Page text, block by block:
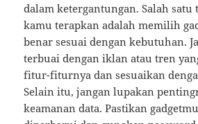
dalam ketergantungan. Salah satu
kamu terapkan adalah memilih
benar sesuai dengan kebutuhan.
terbuai dengan iklan atau tren
fitur-fiturnya dan sesuaikan
Selain itu, jangan lupakan
keamanan data. Pastikan